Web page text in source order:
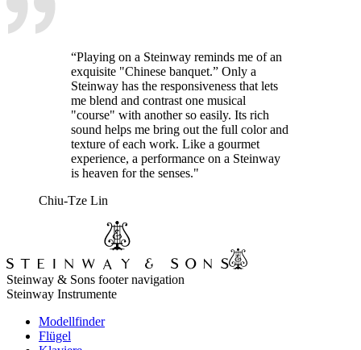
“Playing on a Steinway reminds me of an
exquisite "Chinese banquet.” Only a
Steinway has the responsiveness that lets
me blend and contrast one musical
"course" with another so easily. Its rich
sound helps me bring out the full color and
texture of each work. Like a gourmet
experience, a performance on a Steinway
is heaven for the senses."
Chiu-Tze Lin
Steinway & Sons footer navigation
Steinway Instrumente
Modellfinder
Flügel